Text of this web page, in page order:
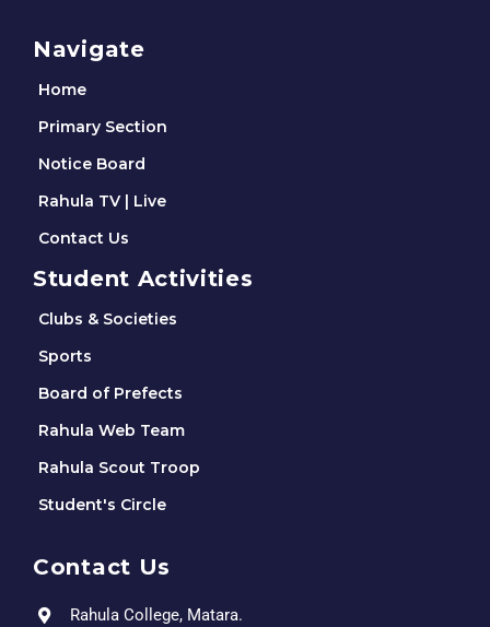
Navigate
Home
Primary Section
Notice Board
Rahula TV | Live
Contact Us
Student Activities
Clubs & Societies
Sports
Board of Prefects
Rahula Web Team
Rahula Scout Troop
Student's Circle
Contact Us
Rahula College, Matara.